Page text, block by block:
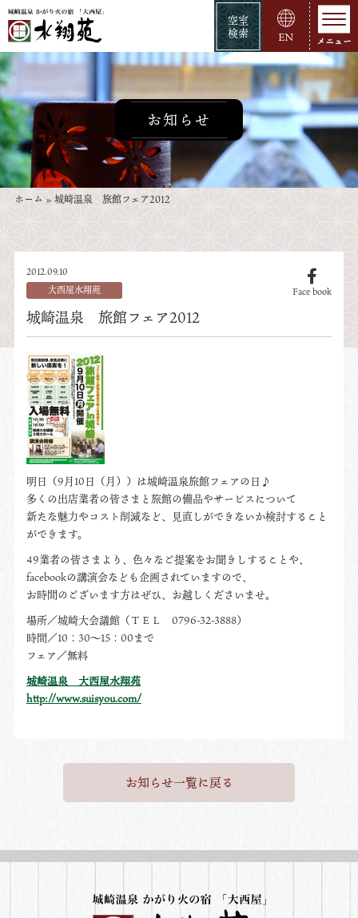
空室
検索
EN
お知らせ
ホーム » 城崎温泉 旅館フェア2012
2012.09.10
大西屋水翔苑
Face book
城崎温泉 旅館フェア2012
明日（9月10日（月））は城崎温泉旅館フェアの日♪
多くの出店業者の皆さまと旅館の備品やサービスについて
新たな魅力やコスト削減など、見直しができないか検討すること
ができます。
49業者の皆さまより、色々なご提案をお聞きしすることや、
facebookの講演会なども企画されていますので、
お時間のございます方はぜひ、お越しくださいませ。
場所／城崎大会議館（ＴＥＬ 0796-32-3888）
時間／10：30～15：00まで
フェア／無料
城崎温泉 大西屋水翔苑
http://www.suisyou.com/
お知らせ一覧に戻る